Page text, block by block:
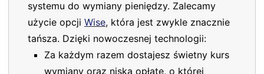
systemu do wymiany pieniędzy. Zalecamy
użycie opcji Wise, która jest zwykle znacznie
tańsza. Dzięki nowoczesnej technologii:
Za każdym razem dostajesz świetny kurs
wymiany oraz niską opłatę, o której